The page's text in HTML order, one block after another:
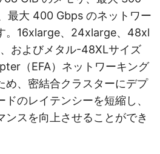
最大 400 Gbps のネットワー
。16xlarge、24xlarge、48xl
およびメタル-48XLサイズ
（EFA）ネットワーキング
め、密結合クラスターにデプ
のレイテンシーを短縮し、
ンスを向上させることができ